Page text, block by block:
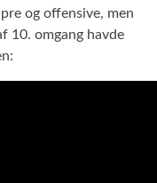
og offensive, men
10. omgang havde